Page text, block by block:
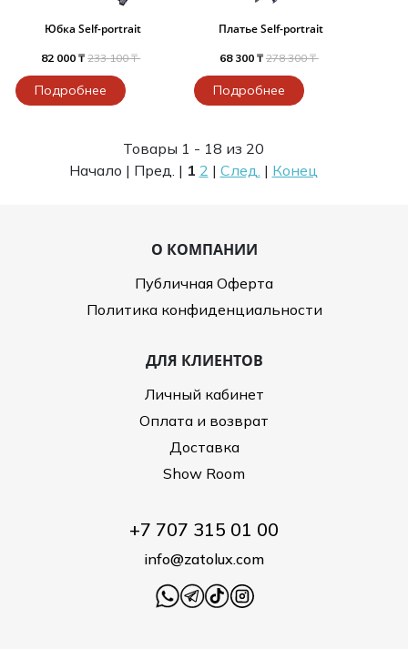
Юбка Self-portrait
82 000 ₸233 100 ₸
Подробнее
Платье Self-portrait
68 300 ₸ 278 300 ₸
Подробнее
Товары 1 - 18 из 20
Начало | Пред. | 1 2 | След. | Конец
О КОМПАНИИ
Публичная Оферта
Политика конфиденциальности
ДЛЯ КЛИЕНТОВ
Личный кабинет
Оплата и возврат
Доставка
Show Room
+7 707 315 01 00
info@zatolux.com